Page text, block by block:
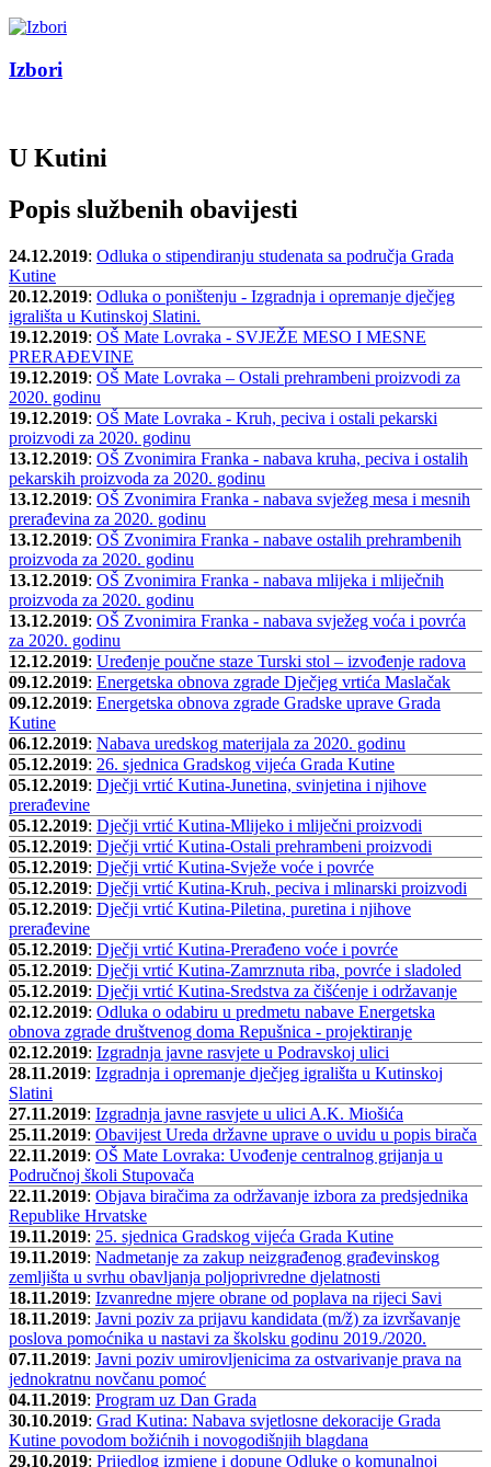
Izbori
U Kutini
Popis službenih obavijesti
24.12.2019: Odluka o stipendiranju studenata sa područja Grada
Kutine
20.12.2019: Odluka o poništenju - Izgradnja i opremanje dječjeg
igrališta u Kutinskoj Slatini.
19.12.2019: OŠ Mate Lovraka - SVJEŽE MESO I MESNE
PRERAĐEVINE
19.12.2019: OŠ Mate Lovraka – Ostali prehrambeni proizvodi za
2020. godinu
19.12.2019: OŠ Mate Lovraka - Kruh, peciva i ostali pekarski
proizvodi za 2020. godinu
13.12.2019: OŠ Zvonimira Franka - nabava kruha, peciva i ostalih
pekarskih proizvoda za 2020. godinu
13.12.2019: OŠ Zvonimira Franka - nabava svježeg mesa i mesnih
prerađevina za 2020. godinu
13.12.2019: OŠ Zvonimira Franka - nabave ostalih prehrambenih
proizvoda za 2020. godinu
13.12.2019: OŠ Zvonimira Franka - nabava mlijeka i mliječnih
proizvoda za 2020. godinu
13.12.2019: OŠ Zvonimira Franka - nabava svježeg voća i povrća
za 2020. godinu
12.12.2019: Uređenje poučne staze Turski stol – izvođenje radova
09.12.2019: Energetska obnova zgrade Dječjeg vrtića Maslačak
09.12.2019: Energetska obnova zgrade Gradske uprave Grada
Kutine
06.12.2019: Nabava uredskog materijala za 2020. godinu
05.12.2019: 26. sjednica Gradskog vijeća Grada Kutine
05.12.2019: Dječji vrtić Kutina-Junetina, svinjetina i njihove
prerađevine
05.12.2019: Dječji vrtić Kutina-Mlijeko i mliječni proizvodi
05.12.2019: Dječji vrtić Kutina-Ostali prehrambeni proizvodi
05.12.2019: Dječji vrtić Kutina-Svježe voće i povrće
05.12.2019: Dječji vrtić Kutina-Kruh, peciva i mlinarski proizvodi
05.12.2019: Dječji vrtić Kutina-Piletina, puretina i njihove
prerađevine
05.12.2019: Dječji vrtić Kutina-Prerađeno voće i povrće
05.12.2019: Dječji vrtić Kutina-Zamrznuta riba, povrće i sladoled
05.12.2019: Dječji vrtić Kutina-Sredstva za čišćenje i održavanje
02.12.2019: Odluka o odabiru u predmetu nabave Energetska
obnova zgrade društvenog doma Repušnica - projektiranje
02.12.2019: Izgradnja javne rasvjete u Podravskoj ulici
28.11.2019: Izgradnja i opremanje dječjeg igrališta u Kutinskoj
Slatini
27.11.2019: Izgradnja javne rasvjete u ulici A.K. Miošića
25.11.2019: Obavijest Ureda državne uprave o uvidu u popis birača
22.11.2019: OŠ Mate Lovraka: Uvođenje centralnog grijanja u
Područnoj školi Stupovača
22.11.2019: Objava biračima za održavanje izbora za predsjednika
Republike Hrvatske
19.11.2019: 25. sjednica Gradskog vijeća Grada Kutine
19.11.2019: Nadmetanje za zakup neizgrađenog građevinskog
zemljišta u svrhu obavljanja poljoprivredne djelatnosti
18.11.2019: Izvanredne mjere obrane od poplava na rijeci Savi
18.11.2019: Javni poziv za prijavu kandidata (m/ž) za izvršavanje
poslova pomoćnika u nastavi za školsku godinu 2019./2020.
07.11.2019: Javni poziv umirovljenicima za ostvarivanje prava na
jednokratnu novčanu pomoć
04.11.2019: Program uz Dan Grada
30.10.2019: Grad Kutina: Nabava svjetlosne dekoracije Grada
Kutine povodom božićnih i novogodišnjih blagdana
29.10.2019: Prijedlog izmjene i dopune Odluke o komunalnoj